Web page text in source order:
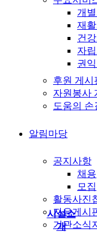
개
재
건
자
권
후원 게시
자원봉사
도움의 손
알림마당
공지사항
채용
모집
활동사진
자유게시
기관소식지
시설소
개